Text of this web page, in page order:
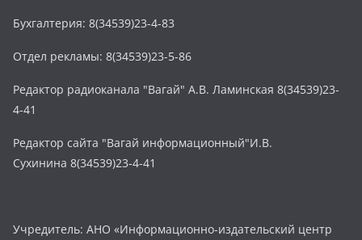
Бухгалтерия: 8(34539)23-4-83
Отдел рекламы: 8(34539)23-5-86
Редактор радиоканала "Вагай" А.В. Ламинская 8(34539)23-
4-41
Редактор сайта "Вагай информационный"И.В.
Сухинина 8(34539)23-4-41
Учредитель: АНО «Информационно-издательский центр